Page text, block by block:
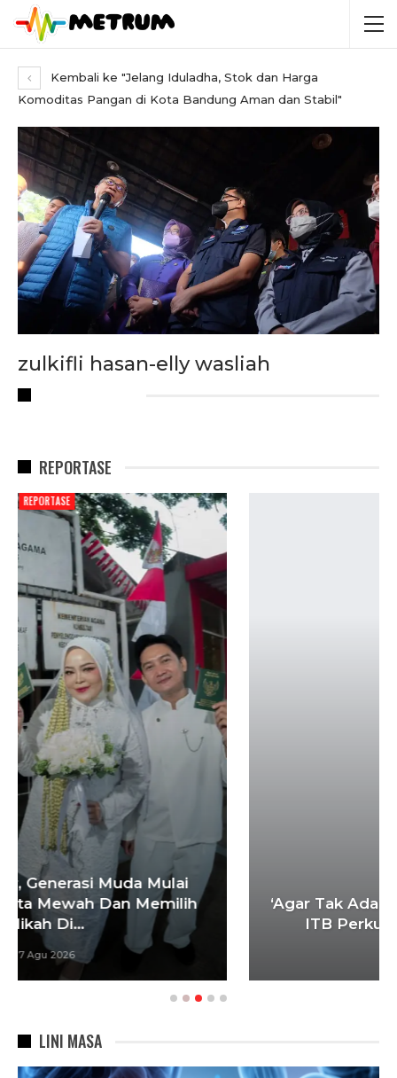
Kembali ke "Jelang Iduladha, Stok dan Harga
Komoditas Pangan di Kota Bandung Aman dan Stabil"
zulkifli hasan-elly wasliah
REPORTASE
REPORTASE
‘Agar Tak Ada Mimpi Yang Terhenti’, IOM
ITB Perkuat Gerakan Beasiswa…
LINI MASA